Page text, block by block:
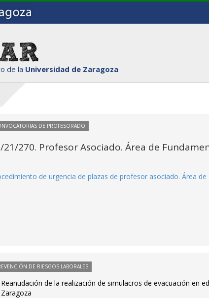
de la Universidad de Zaragoza
DE PROFESORADO
270. Profesor Asociado. Área de
de urgencia de plazas de profesor asociado. Área de
DE RIESGOS LABORALES
Reanudación de la realización de simulacros de evacuación en
Zaragoza